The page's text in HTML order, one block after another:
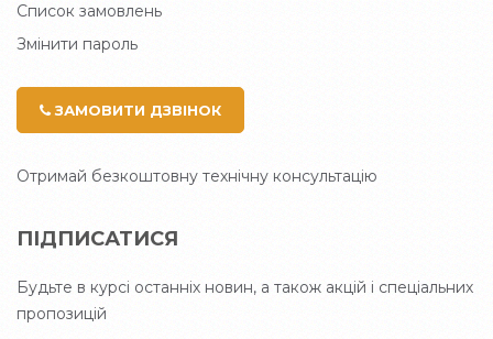
Список замовлень
Змінити пароль
ЗАМОВИТИ ДЗВІНОК
Отримай безкоштовну технічну консультацію
ПІДПИСАТИСЯ
Будьте в курсі останніх новин, а також акцій і спеціальних
пропозицій